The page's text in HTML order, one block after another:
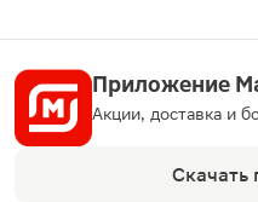
Приложение
Акции, доставка и
Скачать